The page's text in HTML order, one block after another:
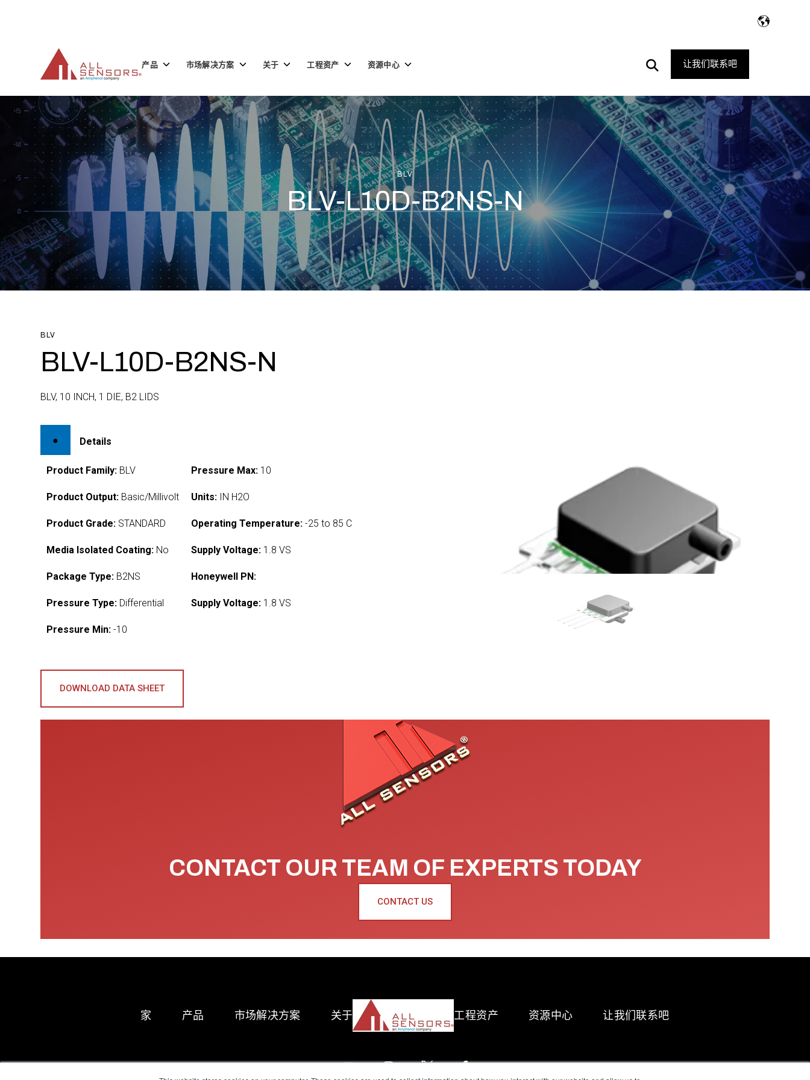
产品 Toggle
品
市场解决方案 Toggle
children
场
解
决
方
关于 Toggle
于
工程资产 Toggle
children
程
资
产
资源中心 Toggle
源
中
心
Open
Search
让我们联系吧
BLV
BLV-L10D-B2NS-N
BLV
BLV-L10D-B2NS-N
BLV, 10 INCH, 1 DIE, B2 LIDS
Details
Product Family: BLV
Product Output: Basic/Millivolt
Product Grade: STANDARD
Media Isolated Coating: No
Package Type: B2NS
Pressure Type: Differential
Pressure Min: -10
Pressure Max: 10
Units: IN H2O
Operating Temperature: -25 to 85 C
Supply Voltage: 1.8 VS
Honeywell PN:
Supply Voltage: 1.8 VS
DOWNLOAD DATA SHEET
CONTACT OUR TEAM OF EXPERTS TODAY
CONTACT US
家 产品 市场解决方案 关于 工程资产 资源中心 让我们联系吧